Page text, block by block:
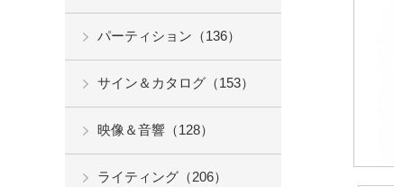
パーティション（136）
サイン＆カタログ（153）
映像＆音響（128）
ライティング（206）